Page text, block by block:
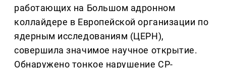
работающих на Большом адронном
коллайдере в Европейской организации по
ядерным исследованиям (ЦЕРН),
совершила значимое научное открытие.
Обнаружено тонкое нарушение CP-